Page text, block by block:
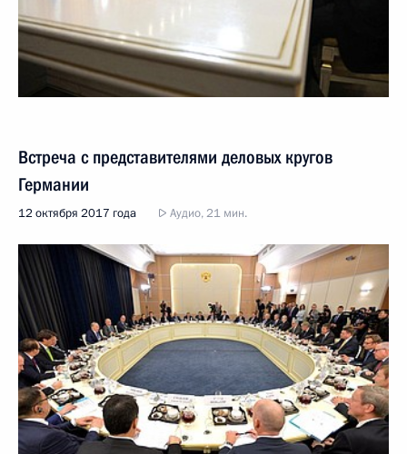
Встреча с представителями деловых кругов
Германии
12 октября 2017 года Аудио, 21 мин.